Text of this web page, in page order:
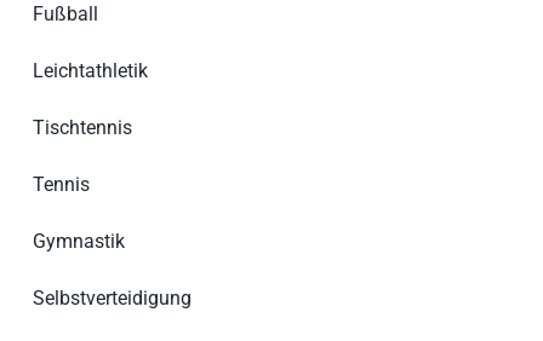
Fußball
Leichtathletik
Tischtennis
Tennis
Gymnastik
Selbstverteidigung